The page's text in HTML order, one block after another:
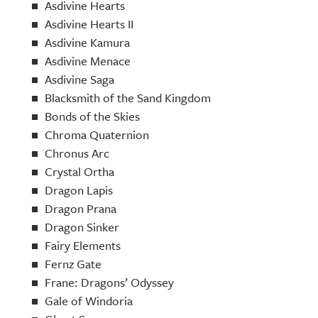
Asdivine Hearts
Asdivine Hearts II
Asdivine Kamura
Asdivine Menace
Asdivine Saga
Blacksmith of the Sand Kingdom
Bonds of the Skies
Chroma Quaternion
Chronus Arc
Crystal Ortha
Dragon Lapis
Dragon Prana
Dragon Sinker
Fairy Elements
Fernz Gate
Frane: Dragons’ Odyssey
Gale of Windoria